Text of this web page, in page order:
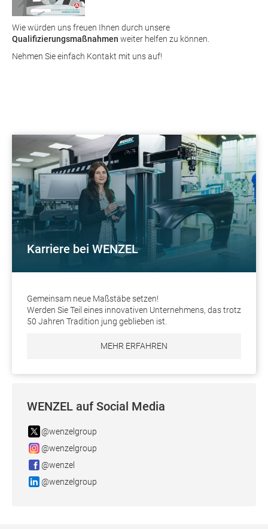
Wie würden uns freuen Ihnen durch unsere
Qualifizierungsmaßnahmen weiter helfen zu können.
Nehmen Sie einfach Kontakt mit uns auf!
Karriere bei WENZEL
Gemeinsam neue Maßstäbe setzen!
Werden Sie Teil eines innovativen Unternehmens, das trotz
50 Jahren Tradition jung geblieben ist.
MEHR ERFAHREN
WENZEL auf Social Media
@wenzelgroup
@wenzelgroup
@wenzel
@wenzelgroup